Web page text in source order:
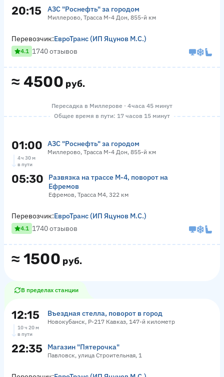
20:15 АЗС "Роснефть" за городом
Миллерово, Трасса М-4 Дон, 855-й км
≈ 4500 руб.
Перевозчик:ЕвроТранс (ИП Яцунов М.С.)
4.1 1740 отзывов
Пересадка в Миллерове · 4 часа 45 минут
Общее время в пути: 17 часов 15 минут
01:00 АЗС "Роснефть" за городом
Миллерово, Трасса М-4 Дон, 855-й км
4 ч 30 м
в пути
05:30
Развязка на трассе М-4, поворот на
Ефремов
Ефремов, Трасса М4, 322 км
≈ 1500 руб.
Перевозчик:ЕвроТранс (ИП Яцунов М.С.)
4.1 1740 отзывов
В пределах станции
12:15 Въездная стелла, поворот в город
Новокубанск, Р-217 Кавказ, 147-й километр
10 ч 20 м
в пути
22:35 Магазин "Пятерочка"
Павловск, улица Строительная, 1